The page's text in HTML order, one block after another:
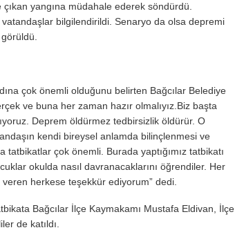
yangına müdahale ederek söndürdü.
bilgilendirildi. Senaryo da olsa depremi
çok önemli olduğunu belirten Bağcılar Belediye
ve buna her zaman hazır olmalıyız.Biz başta
Deprem öldürmez tedbirsizlik öldürür. O
kendi bireysel anlamda bilinçlenmesi ve
çok önemli. Burada yaptığımız tatbikatı
okulda nasıl davranacaklarını öğrendiler. Her
herkese teşekkür ediyorum” dedi.
Bağcılar İlçe Kaymakamı Mustafa Eldivan, İlçe
de katıldı.